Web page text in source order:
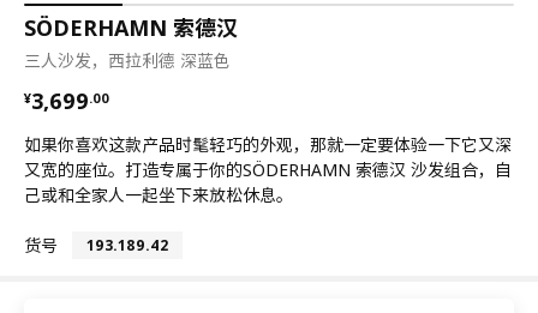
SÖDERHAMN 索德汉
三人沙发，西拉利德 深蓝色
¥3,699.00
¥ 3699.00
如果你喜欢这款产品时髦轻巧的外观，那就一定要体验一下它又深
又宽的座位。打造专属于你的SÖDERHAMN 索德汉 沙发组合，自
己或和全家人一起坐下来放松休息。
货号 193.189.42